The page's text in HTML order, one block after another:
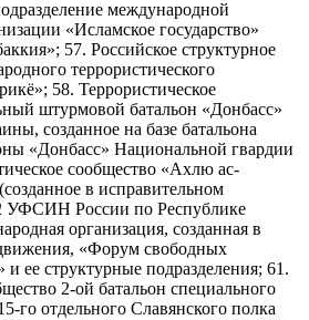
международной
«Исламское государство»
57. Российское структурное
террористического
58. Террористическое
штурмовой батальон «Донбасс»
созданное на базе батальона
«Донбасс» Национальной гвардии
сообщество «Ахлю ас-
в исправительном
России по Республике
организация, созданная в
«Форум свободных
и ее структурные подразделения; 61.
2-ой батальон специального
го отдельного Славянского полка